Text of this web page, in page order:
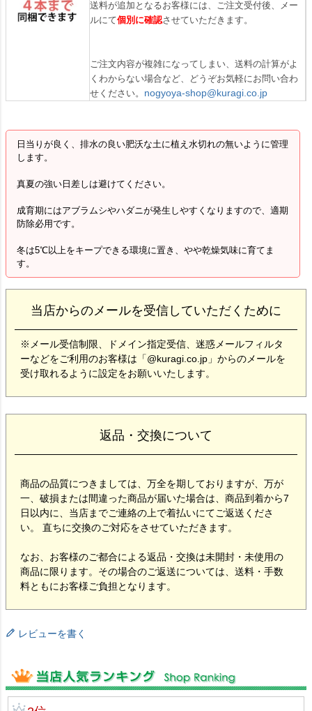
送料が追加となるお客様には、ご注文受付後、メー
ルにて個別に確認させていただきます。
ご注文内容が複雑になってしまい、送料の計算がよ
くわからない場合など、どうぞお気軽にお問い合わ
せください。 nogyoya-shop@kuragi.co.jp
日当りが良く、排水の良い肥沃な土に植え水切れの無いように管理
します。
真夏の強い日差しは避けてください。
成育期にはアブラムシやハダニが発生しやすくなりますので、適期
防除必用です。
冬は5℃以上をキープできる環境に置き、やや乾燥気味に育てま
す。
当店からのメールを受信していただくために
※メール受信制限、ドメイン指定受信、迷惑メールフィルタ
ーなどをご利用のお客様は「@kuragi.co.jp」からのメールを
受け取れるように設定をお願いいたします。
返品・交換について
商品の品質につきましては、万全を期しておりますが、万が
一、破損または間違った商品が届いた場合は、商品到着から7
日以内に、当店までご連絡の上で着払いにてご返送くださ
い。 直ちに交換のご対応をさせていただきます。
なお、お客様のご都合による返品・交換は未開封・未使用の
商品に限ります。その場合のご返送については、送料・手数
料ともにお客様ご負担となります。
レビューを書く